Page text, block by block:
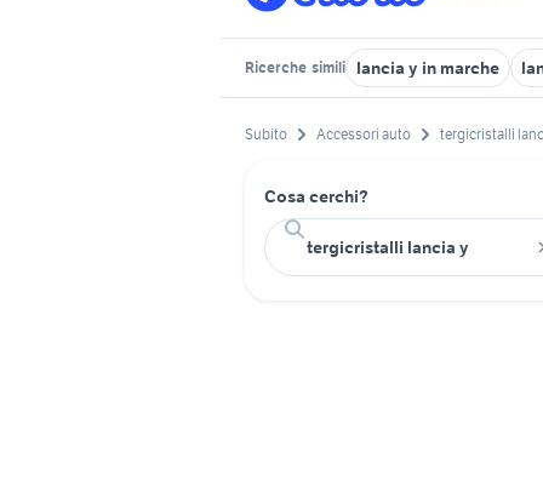
Ricerche simili lancia y in marche
Subito Accessori auto tergicristalli
Cosa cerchi?